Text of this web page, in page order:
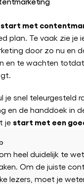
start met
plan. Te vaak zie je
door zo nu en
en te wachten
je snel teleurgesteld
en de handdoek in
je start met een
heel duidelijk te
Om de juiste
lezers, moet je